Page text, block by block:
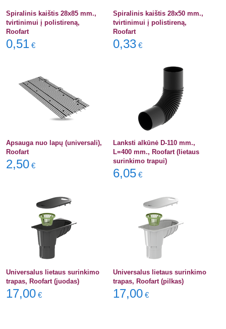
Spiralinis kaištis 28x85 mm.,
tvirtinimui į polistireną,
Roofart
0,51 €
Spiralinis kaištis 28x50 mm.,
tvirtinimui į polistireną,
Roofart
0,33 €
Apsauga nuo lapų (universali),
Roofart
2,50 €
Lanksti alkūnė D-110 mm.,
L=400 mm., Roofart (lietaus
surinkimo trapui)
6,05 €
Universalus lietaus surinkimo
trapas, Roofart (juodas)
17,00 €
Universalus lietaus surinkimo
trapas, Roofart (pilkas)
17,00 €